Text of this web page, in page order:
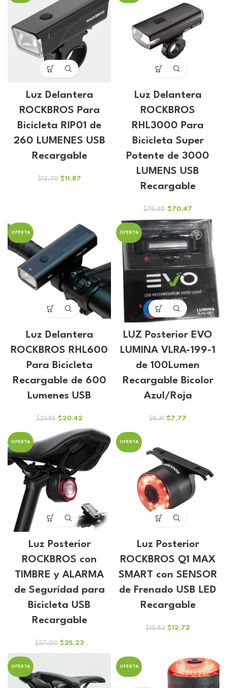
$18.00.$16.82.
Luz Delantera
ROCKBROS Para
Bicicleta RIP01 de
260 LUMENES USB
Recargable
$12.70 El
$11.87El
Luz Delantera
ROCKBROS
RHL3000 Para
Bicicleta Super
Potente de 3000
LUMENS USB
Recargable
$75.40 El
precio
original
era:
$75.40.
$70.47
precio
actual
es:
$70.47.
OFERTA
Luz Delantera
ROCKBROS RHL600
Para Bicicleta
Recargable de 600
Lumenes USB
$21.85 El
precio
original
era:
$21.85.
$20.42El
precio
actual
es:
$20.42.
OFERTA
LUZ Posterior EVO
LUMINA VLRA-199-1
de 100Lumen
Recargable Bicolor
Azul/Roja
$8.31 El
$8.31.
$7.77
OFERTA
Luz Posterior
ROCKBROS con
TIMBRE y ALARMA
de Seguridad para
Bicicleta USB
Recargable
$27.00 El
precio
$27.00.
$25.23El
$25.23.
OFERTA
Luz Posterior
ROCKBROS Q1 MAX
SMART con SENSOR
de Frenado USB LED
Recargable
$13.62 El
$13.62.
$12.72El
es:
$12.72.
OFERTA OFERTA